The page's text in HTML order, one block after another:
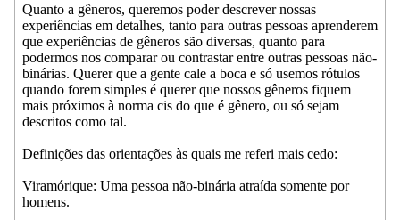
Quanto a gêneros, queremos poder descrever nossas
experiências em detalhes, tanto para outras pessoas aprenderem
que experiências de gêneros são diversas, quanto para
podermos nos comparar ou contrastar entre outras pessoas não-
binárias. Querer que a gente cale a boca e só usemos rótulos
quando forem simples é querer que nossos gêneros fiquem
mais próximos à norma cis do que é gênero, ou só sejam
descritos como tal.
Definições das orientações às quais me referi mais cedo:
Viramórique: Uma pessoa não-binária atraída somente por
homens.